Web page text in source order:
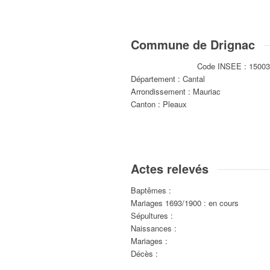
Commune de Drignac
Code INSEE :
Département : Cantal
Arrondissement : Mauriac
Canton : Pleaux
Actes relevés
Baptêmes :
Mariages 1693/1900 : en cours
Sépultures :
Naissances :
Mariages :
Décès :